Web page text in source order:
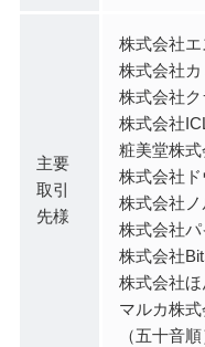
主要
取引
先様
株式会社
株式会社
株式会社ク
株式会社
粧美堂株式
株式会社ド
株式会社
株式会社
株式会社
株式会社
マルカ株式
（五十音順